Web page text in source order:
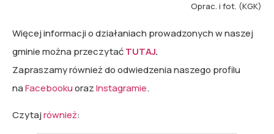
Oprac. i fot. (KGK)
Więcej informacji o działaniach prowadzonych w naszej
gminie można przeczytaćTUTAJ.
Zapraszamy również do odwiedzenia naszego profilu
naFacebookuorazInstagramie.
Czytajrównież: